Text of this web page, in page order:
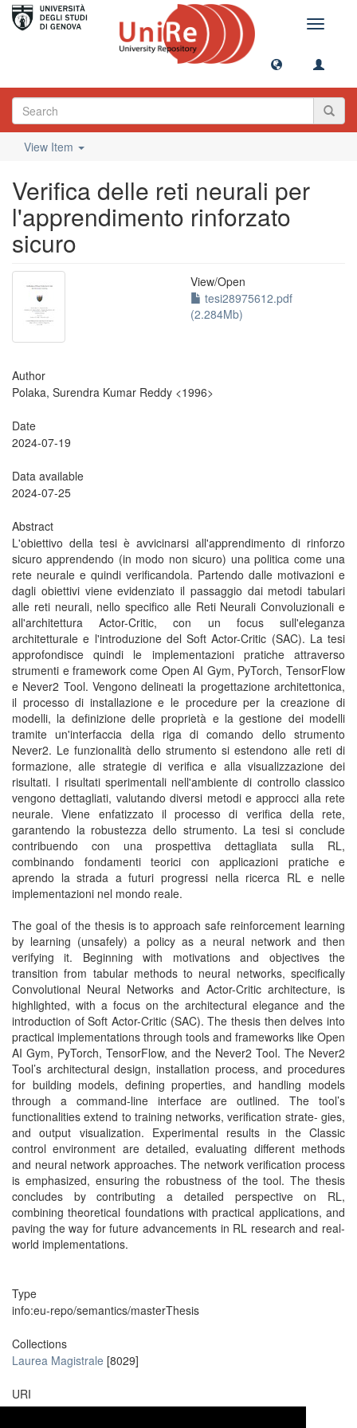
Toggle
View Item
Verifica delle reti neurali per
l'apprendimento rinforzato
sicuro
View/Open
tesi28975612.pdf
(2.284Mb)
Author
Polaka, Surendra Kumar Reddy <1996>
Date
2024-07-19
Data available
2024-07-25
Abstract
L'obiettivo della tesi è avvicinarsi all'apprendimento di rinforzo
sicuro apprendendo (in modo non sicuro) una politica come una
rete neurale e quindi verificandola. Partendo dalle motivazioni e
dagli obiettivi viene evidenziato il passaggio dai metodi tabulari
alle reti neurali, nello specifico alle Reti Neurali Convoluzionali e
all'architettura Actor-Critic, con un focus sull'eleganza
architetturale e l'introduzione del Soft Actor-Critic (SAC). La tesi
approfondisce quindi le implementazioni pratiche attraverso
strumenti e framework come Open AI Gym, PyTorch, TensorFlow
e Never2 Tool. Vengono delineati la progettazione architettonica,
il processo di installazione e le procedure per la creazione di
modelli, la definizione delle proprietà e la gestione dei modelli
tramite un'interfaccia della riga di comando dello strumento
Never2. Le funzionalità dello strumento si estendono alle reti di
formazione, alle strategie di verifica e alla visualizzazione dei
risultati. I risultati sperimentali nell'ambiente di controllo classico
vengono dettagliati, valutando diversi metodi e approcci alla rete
neurale. Viene enfatizzato il processo di verifica della rete,
garantendo la robustezza dello strumento. La tesi si conclude
contribuendo con una prospettiva dettagliata sulla RL,
combinando fondamenti teorici con applicazioni pratiche e
aprendo la strada a futuri progressi nella ricerca RL e nelle
implementazioni nel mondo reale.
The goal of the thesis is to approach safe reinforcement learning
by learning (unsafely) a policy as a neural network and then
verifying it. Beginning with motivations and objectives the
transition from tabular methods to neural networks, specifically
Convolutional Neural Networks and Actor-Critic architecture, is
highlighted, with a focus on the architectural elegance and the
introduction of Soft Actor-Critic (SAC). The thesis then delves into
practical implementations through tools and frameworks like Open
AI Gym, PyTorch, TensorFlow, and the Never2 Tool. The Never2
Tool’s architectural design, installation process, and procedures
for building models, defining properties, and handling models
through a command-line interface are outlined. The tool’s
functionalities extend to training networks, verification strate- gies,
and output visualization. Experimental results in the Classic
control environment are detailed, evaluating different methods
and neural network approaches. The network verification process
is emphasized, ensuring the robustness of the tool. The thesis
concludes by contributing a detailed perspective on RL,
combining theoretical foundations with practical applications, and
paving the way for future advancements in RL research and real-
world implementations.
Type
info:eu-repo/semantics/masterThesis
Collections
Laurea Magistrale [8029]
URI
https://unire.unige.it/handle/123456789/9002